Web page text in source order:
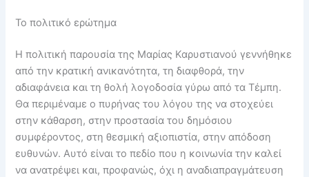
Το πολιτικό ερώτημα
Η πολιτική παρουσία της Μαρίας Καρυστιανού γεννήθηκε
από την κρατική ανικανότητα, τη διαφθορά, την
αδιαφάνεια και τη θολή λογοδοσία γύρω από τα Τέμπη.
Θα περιμέναμε ο πυρήνας του λόγου της να στοχεύει
στην κάθαρση, στην προστασία του δημόσιου
συμφέροντος, στη θεσμική αξιοπιστία, στην απόδοση
ευθυνών. Αυτό είναι το πεδίο που η κοινωνία την καλεί
να ανατρέψει και, προφανώς, όχι η αναδιαπραγμάτευση